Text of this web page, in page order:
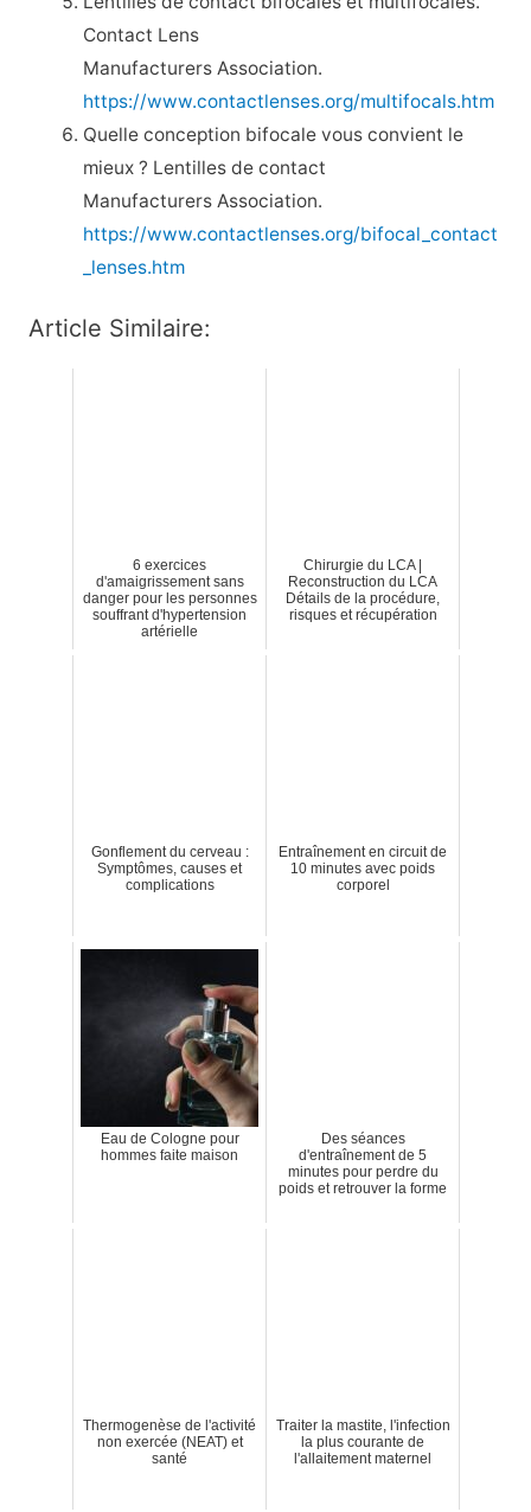
Contact Lens
Manufacturers Association.
https://www.contactlenses.org/multifocals.htm
Quelle conception bifocale vous convient le
mieux ? Lentilles de contact
Manufacturers Association.
https://www.contactlenses.org/bifocal_contact
_lenses.htm
Article Similaire:
6 exercices
d'amaigrissement sans
danger pour les personnes
souffrant d'hypertension
artérielle
Chirurgie du LCA |
Reconstruction du LCA
Détails de la procédure,
risques et récupération
Gonflement du cerveau :
Symptômes, causes et
complications
Entraînement en circuit de
10 minutes avec poids
corporel
Eau de Cologne pour
hommes faite maison
Des séances
d'entraînement de 5
minutes pour perdre du
poids et retrouver la forme
Thermogenèse de l'activité
non exercée (NEAT) et
santé
Traiter la mastite, l'infection
la plus courante de
l'allaitement maternel